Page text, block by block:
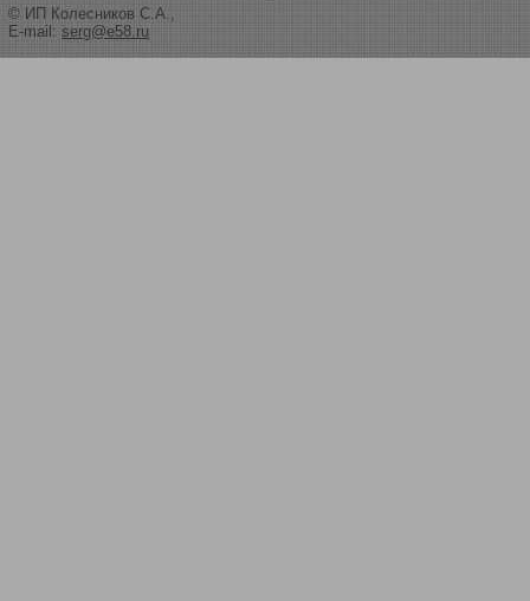
© ИП Колесников С.А.,
E-mail: serg@e58.ru